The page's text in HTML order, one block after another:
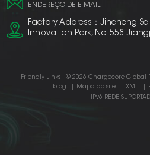
ENDEREÇO DE E-MAIL
Factory Address：Jincheng
Innovation Park, No. 558
Friendly Links : © 2026 Chargecore Global
blog Mapa do site XML
IPv6 REDE